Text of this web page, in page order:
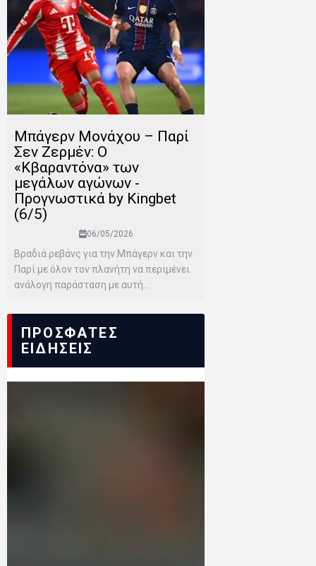
Μπάγερν Μονάχου – Παρί
Σεν Ζερμέν: Ο
«Κβαραντόνα» των
μεγάλων αγώνων -
Προγνωστικά by Kingbet
(6/5)
06/05/2026
Βραδιά ρεβάνς για την Μπάγερν και την
Παρί με όλον τον πλανήτη να περιμένει
ανάλογη παράσταση με αυτή...
ΠΡΟΣΦΑΤΕΣ
ΕΙΔΗΣΕΙΣ